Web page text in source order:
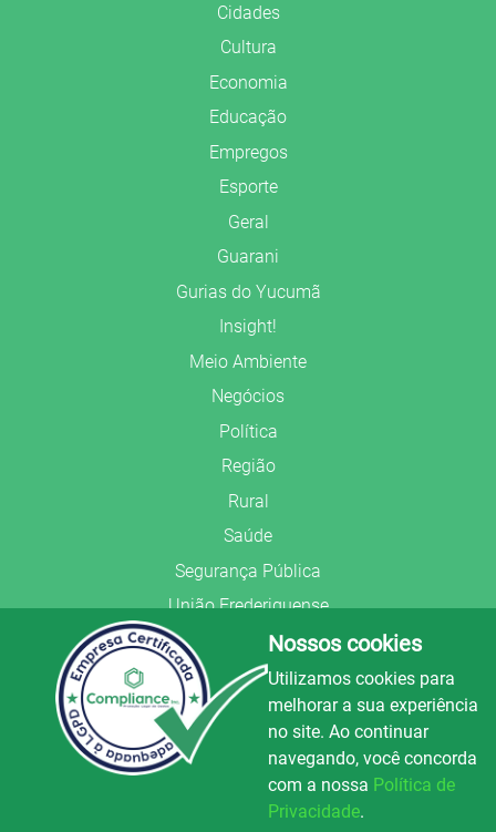
Cidades
Cultura
Economia
Educação
Empregos
Esporte
Geral
Guarani
Gurias do Yucumã
Insight!
Meio Ambiente
Negócios
Política
Região
Rural
Saúde
Segurança Pública
União Frederiquense
© Copyright 2022.LA+.
Todos os direitos reservados.
Preparado no
Nossos cookies
Utilizamos cookies para
melhorar a sua experiência
no site. Ao continuar
navegando, você concorda
com a nossa Política de
Privacidade.